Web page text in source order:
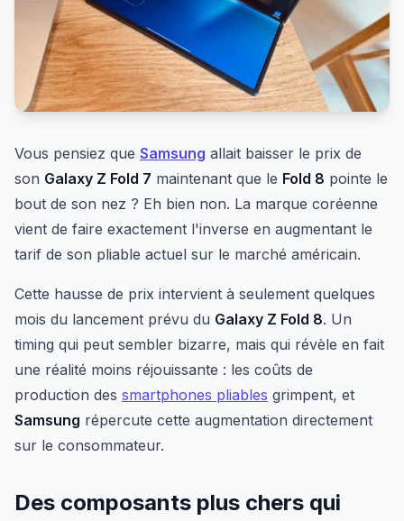
Vous pensiez que Samsung allait baisser le prix de
son Galaxy Z Fold 7 maintenant que le Fold 8 pointe le
bout de son nez ? Eh bien non. La marque coréenne
vient de faire exactement l'inverse en augmentant le
tarif de son pliable actuel sur le marché américain.
Cette hausse de prix intervient à seulement quelques
mois du lancement prévu du Galaxy Z Fold 8. Un
timing qui peut sembler bizarre, mais qui révèle en fait
une réalité moins réjouissante : les coûts de
production des smartphones pliables grimpent, et
Samsung répercute cette augmentation directement
sur le consommateur.
Des composants plus chers qui